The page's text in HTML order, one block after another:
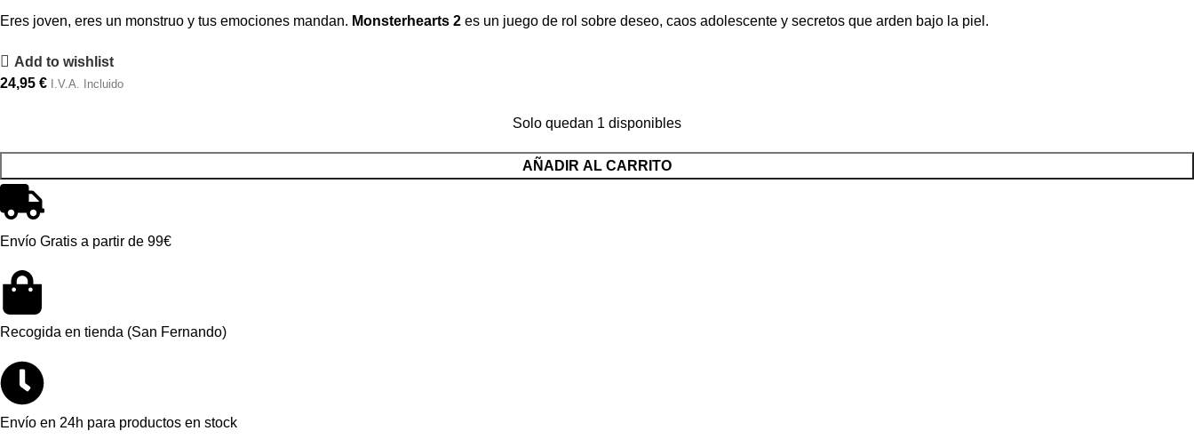
Eres joven, eres un monstruo y tus emociones mandan. Monsterhearts 2 es un juego de rol sobre deseo, caos adolescente y secretos que arden bajo la piel.
Add to wishlist
24,95 € I.V.A. Incluido
Solo quedan 1 disponibles
AÑADIR AL CARRITO
Envío Gratis a partir de 99€
Recogida en tienda (San Fernando)
Envío en 24h para productos en stock